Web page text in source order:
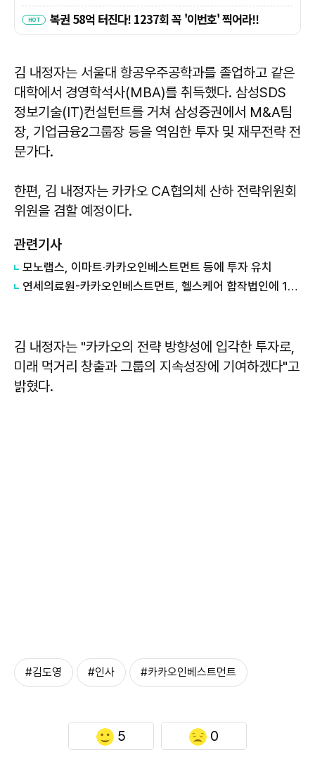
김 내정자는 서울대 항공우주공학과를 졸업하고 같은
대학에서 경영학석사(MBA)를 취득했다. 삼성SDS
정보기술(IT)컨설턴트를 거쳐 삼성증권에서 M&A팀
장, 기업금융2그룹장 등을 역임한 투자 및 재무전략 전
문가다.
한편, 김 내정자는 카카오 CA협의체 산하 전략위원회
위원을 겸할 예정이다.
관련기사
​모노랩스, 이마트‧카카오인베스트먼트 등에 투자 유치
​연세의료원-카카오인베스트먼트, 헬스케어 합작법인에 100억원 규모 투자 협약
김 내정자는 "카카오의 전략 방향성에 입각한 투자로,
미래 먹거리 창출과 그룹의 지속성장에 기여하겠다"고
밝혔다.
#김도영 #인사 #카카오인베스트먼트
5 0